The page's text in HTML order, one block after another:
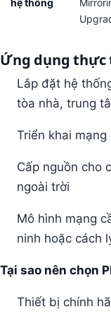
Ứng dụng thực
Lắp đặt hệ
tòa nhà, trung
Triển khai
Cấp nguồn cho
ngoài trời
Mô hình mạng
ninh hoặc cách
Tại sao nên chọn
Thiết bị chính